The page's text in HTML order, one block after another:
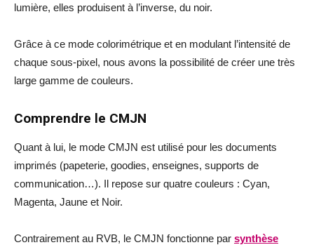
lumière, elles produisent à l’inverse, du noir.
Grâce à ce mode colorimétrique et en modulant l’intensité de
chaque sous-pixel, nous avons la possibilité de créer une très
large gamme de couleurs.
Comprendre le CMJN
Quant à lui, le mode CMJN est utilisé pour les documents
imprimés (papeterie, goodies, enseignes, supports de
communication…). Il repose sur quatre couleurs : Cyan,
Magenta, Jaune et Noir.
Contrairement au RVB, le CMJN fonctionne par synthèse